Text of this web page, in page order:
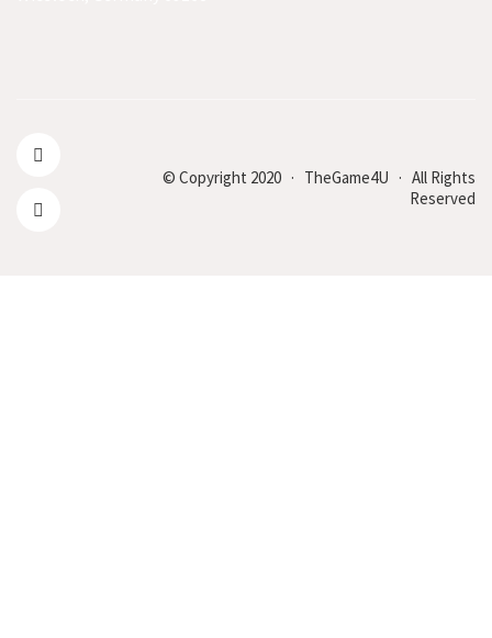
© Copyright 2020 · TheGame4U · All Rights
Reserved